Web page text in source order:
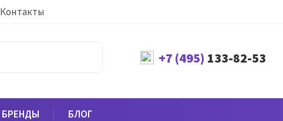
Контакты
+7 (495) 133-82-53
БРЕНДЫ БЛОГ